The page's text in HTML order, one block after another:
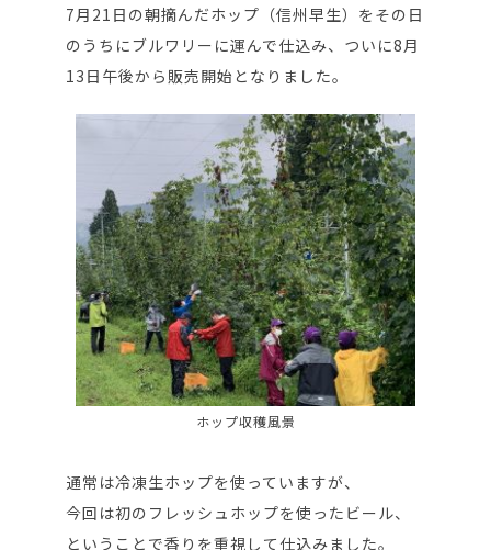
7月21日の朝摘んだホップ（信州早生）をその日
のうちにブルワリーに運んで仕込み、ついに8月
13日午後から販売開始となりました。
ホップ収穫風景
通常は冷凍生ホップを使っていますが、
今回は初のフレッシュホップを使ったビール、
ということで香りを重視して仕込みました。